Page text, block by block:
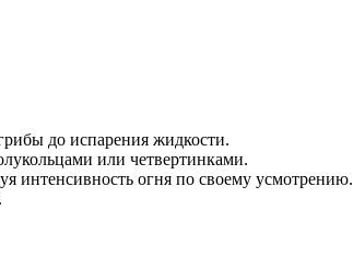
до испарения жидкости.
или четвертинками.
интенсивность огня по своему усмотрению.